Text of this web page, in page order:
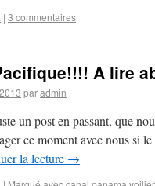
| 3 commentaires
A lire
paradmin
un post en passant, que
ce moment avec nous si
la lecture →